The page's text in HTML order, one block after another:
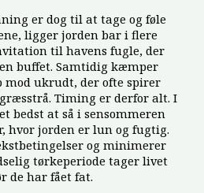
er dog til at tage og føle
ligger jorden bar i flere
til havens fugle, der
buffet. Samtidig kæmper
mod ukrudt, der ofte spirer
Timing er derfor alt. I
bedst at så i sensommeren
hvor jorden er lun og fugtig.
og minimerer
tørkeperiode tager livet
de har fået fat.